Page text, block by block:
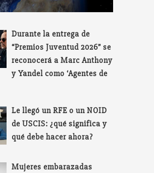
Durante la entrega de
“Premios Juventud 2026” se
reconocerá a Marc Anthony
y Yandel como ‘Agentes de
Le llegó un RFE o un NOID
de USCIS: ¿qué significa y
qué debe hacer ahora?
Mujeres embarazadas